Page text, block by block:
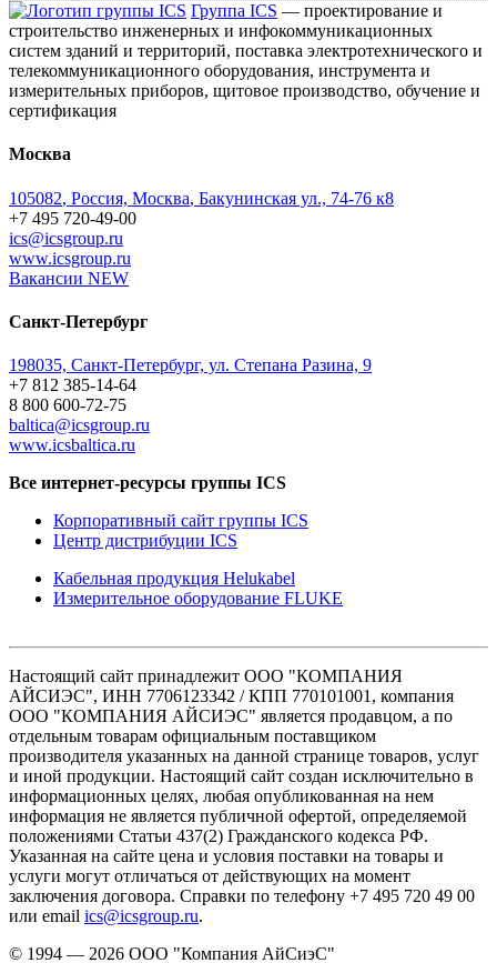
Группа ICS — проектирование и
строительство инженерных и инфокоммуникационных
систем зданий и территорий, поставка электротехнического и
телекоммуникационного оборудования, инструмента и
измерительных приборов, щитовое производство, обучение и
сертификация
Москва
105082, Россия, Москва, Бакунинская ул., 74-76 к8
+7 495 720-49-00
ics@icsgroup.ru
www.icsgroup.ru
Вакансии NEW
Санкт-Петербург
198035, Санкт-Петербург, ул. Степана Разина, 9
+7 812 385-14-64
8 800 600-72-75
baltica@icsgroup.ru
www.icsbaltica.ru
Все интернет-ресурсы группы ICS
Корпоративный сайт группы ICS
Центр дистрибуции ICS
Кабельная продукция Helukabel
Измерительное оборудование FLUKE
Настоящий сайт принадлежит ООО "КОМПАНИЯ
АЙСИЭС", ИНН 7706123342 / КПП 770101001, компания
ООО "КОМПАНИЯ АЙСИЭС" является продавцом, а по
отдельным товарам официальным поставщиком
производителя указанных на данной странице товаров, услуг
и иной продукции. Настоящий сайт создан исключительно в
информационных целях, любая опубликованная на нем
информация не является публичной офертой, определяемой
положениями Статьи 437(2) Гражданского кодекса РФ.
Указанная на сайте цена и условия поставки на товары и
услуги могут отличаться от действующих на момент
заключения договора. Справки по телефону +7 495 720 49 00
или email ics@icsgroup.ru.
© 1994 — 2026 ООО "Компания АйСиэС"